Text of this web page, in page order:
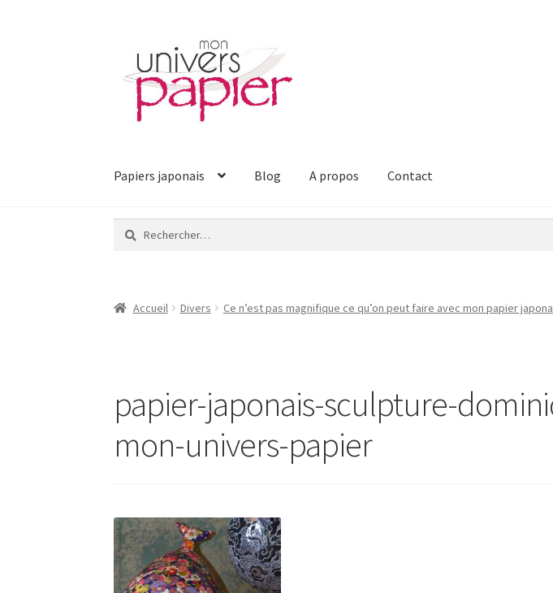
la
navigation
contenu
Papiers japonais Blog A propos Contact
Rechercher :
Accueil Divers Ce n’est pas magnifique ce qu’on peut faire avec mon papier
papier-japonais-sculpture-
mon-univers-papier